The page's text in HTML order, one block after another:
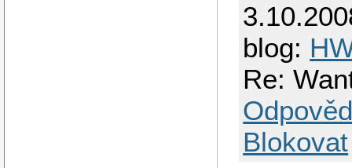
blog:
Re:
Blokovat